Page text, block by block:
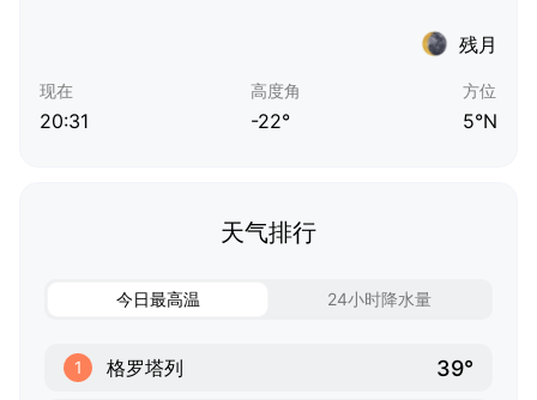
残月
现在
20:31
高度角
-22°
方位
5°N
天气排行
今日最高温 24小时降水量
1 格罗塔列 39°